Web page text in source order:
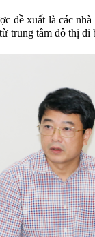
đề xuất là các
trung tâm đô thị đi